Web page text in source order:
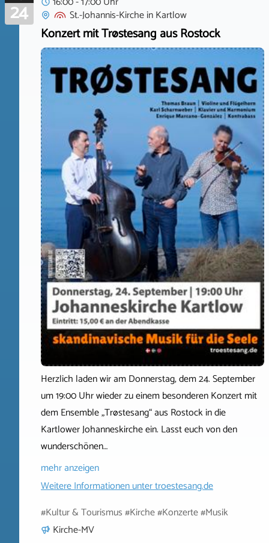
24
St.-Johannis-KircheinKartlow
Konzert mit Trøstesang aus Rostock
Herzlich laden wir am Donnerstag, dem 24. September
um 19:00 Uhr wieder zu einem besonderen Konzert mit
dem Ensemble „Trøstesang“ aus Rostock in die
Kartlower Johanneskirche ein. Lasst euch von den
wunderschönen…
mehr anzeigen
Weitere Informationen untertroestesang.de
#Kultur & Tourismus #Kirche #Konzerte #Musik
Kirche-MV